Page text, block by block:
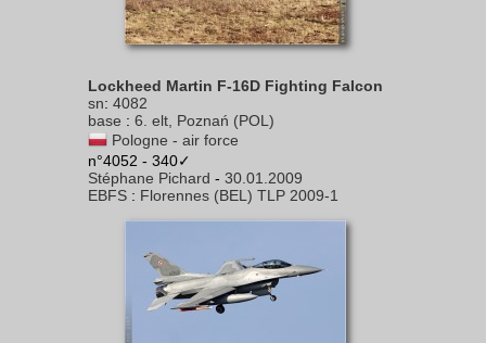
Lockheed Martin F-16D Fighting Falcon
sn: 4082
base : 6. elt, Poznań (POL)
Pologne - air force
n°4052 - 340✓
Stéphane Pichard - 30.01.2009
EBFS : Florennes (BEL) TLP 2009-1